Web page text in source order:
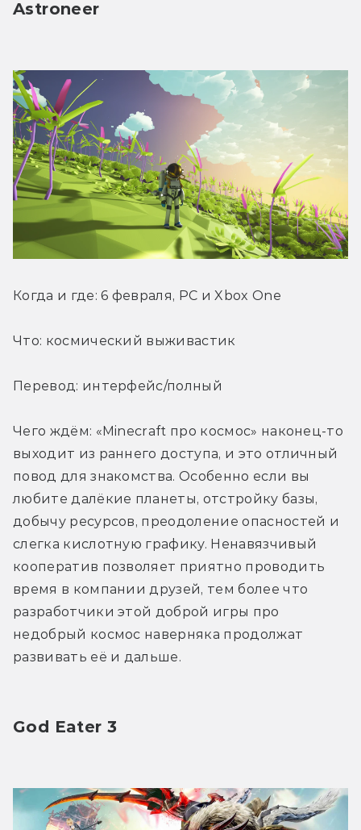
Astroneer
Когда и где: 6 февраля, PC и Xbox One
Что: космический выживастик
Перевод: интерфейс/полный
Чего ждём: «Minecraft про космос» наконец-то
выходит из раннего доступа, и это отличный
повод для знакомства. Особенно если вы
любите далёкие планеты, отстройку базы,
добычу ресурсов, преодоление опасностей и
слегка кислотную графику. Ненавязчивый
кооператив позволяет приятно проводить
время в компании друзей, тем более что
разработчики этой доброй игры про
недобрый космос наверняка продолжат
развивать её и дальше.
God Eater 3